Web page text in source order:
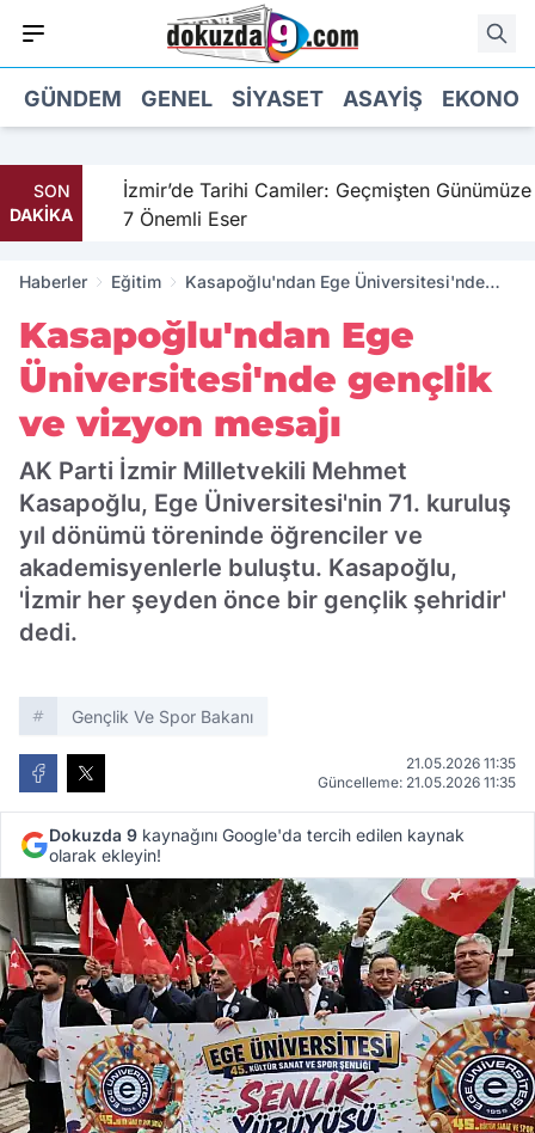
GÜNDEM GENEL SIYASET ASAYIŞ
SON
DAKİKA
İzmir’de Tarihi Camiler: Geçmişten Günümüze
7 Önemli Eser
Haberler Eğitim
Kasapoğlu'ndan Ege Üniversitesi'nde
Kasapoğlu'ndan Ege
Üniversitesi'nde gençlik
ve vizyon mesajı
AK Parti İzmir Milletvekili Mehmet
Kasapoğlu, Ege Üniversitesi'nin 71. kuruluş
yıl dönümü töreninde öğrenciler ve
akademisyenlerle buluştu. Kasapoğlu,
'İzmir her şeyden önce bir gençlik şehridir'
dedi.
Gençlik Ve Spor Bakanı
21.05.2026 11:35
Güncelleme: 21.05.2026 11:35
Dokuzda 9 kaynağını Google'da tercih edilen kaynak
olarak ekleyin!